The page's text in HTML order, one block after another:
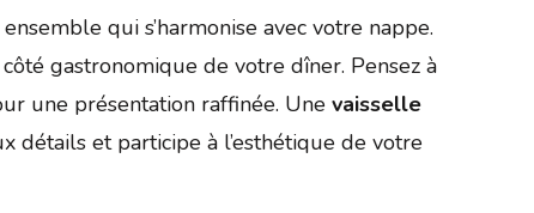
qui s’harmonise avec votre nappe.
gastronomique de votre dîner. Pensez à
une présentation raffinée. Une vaisselle
détails et participe à l’esthétique de votre